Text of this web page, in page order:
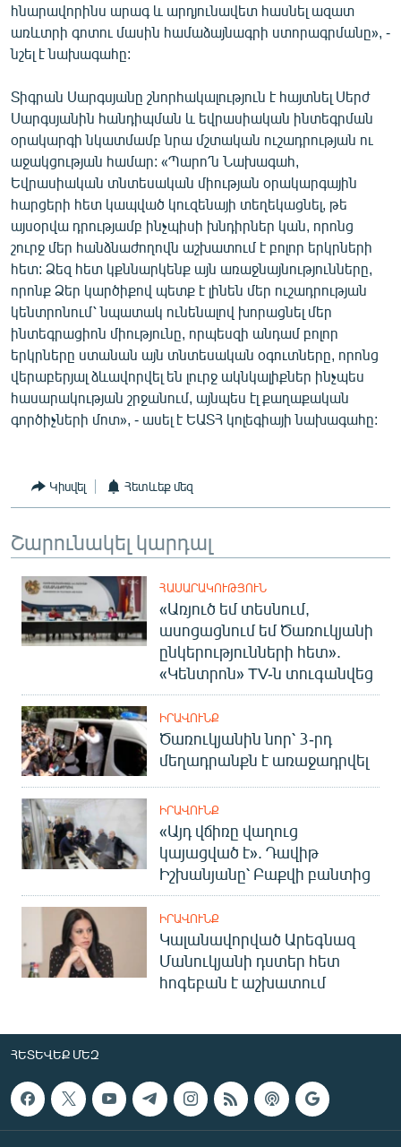
հնարավորինս արագ և արդյունավետ հասնել ազատ
առևտրի գոտու մասին համաձայնագրի ստորագրմանը», -
նշել է նախագահը:
Տիգրան Սարգսյանը շնորհակալություն է հայտնել Սերժ
Սարգսյանին հանդիպման և եվրասիական ինտեգրման
օրակարգի նկատմամբ նրա մշտական ուշադրության ու
աջակցության համար: «Պարո՛ն Նախագահ,
Եվրասիական տնտեսական միության օրակարգային
հարցերի հետ կապված կուզենայի տեղեկացնել, թե
այսօրվա դրությամբ ինչպիսի խնդիրներ կան, որոնց
շուրջ մեր հանձնաժողովն աշխատում է բոլոր երկրների
հետ: Ձեզ հետ կքննարկենք այն առաջնայնությունները,
որոնք Ձեր կարծիքով պետք է լինեն մեր ուշադրության
կենտրոնում՝ նպատակ ունենալով խորացնել մեր
ինտեգրացիոն միությունը, որպեսզի անդամ բոլոր
երկրները ստանան այն տնտեսական օգուտները, որոնց
վերաբերյալ ձևավորվել են լուրջ ակնկալիքներ ինչպես
հասարակության շրջանում, այնպես էլ քաղաքական
գործիչների մոտ», - ասել է ԵԱՏՀ կոլեգիայի նախագահը:
Կիսվել Հետևեք մեզ
Շարունակել կարդալ
ՀԱՍԱՐԱԿՈՒԹՅՈՒՆ
«Առյուծ եմ տեսնում,
ասոցացնում եմ Ծառուկյանի
ընկերությունների հետ».
«Կենտրոն» TV-ն տուգանվեց
ԻՐԱՎՈՒՆՔ
Ծառուկյանին նոր՝ 3-րդ
մեղադրանքն է առաջադրվել
ԻՐԱՎՈՒՆՔ
«Այդ վճիռը վաղուց
կայացված է». Դավիթ
Իշխանյանը՝ Բաքվի բանտից
ԻՐԱՎՈՒՆՔ
Կալանավորված Արեգնազ
Մանուկյանի դստեր հետ
հոգեբան է աշխատում
ՀԵՏԵՎԵՔ ՄԵԶ